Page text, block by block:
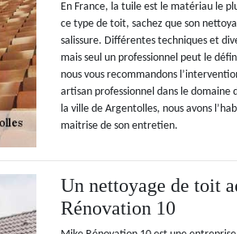
En France, la tuile est le matériau le
ce type de toit, sachez que son
salissure. Différentes techniques et
mais seul un professionnel peut le
nous vous recommandons
artisan professionnel dans le
la ville de Argentolles, nous avons
maitrise de son entretien.
Un nettoyage de toit
Rénovation 10